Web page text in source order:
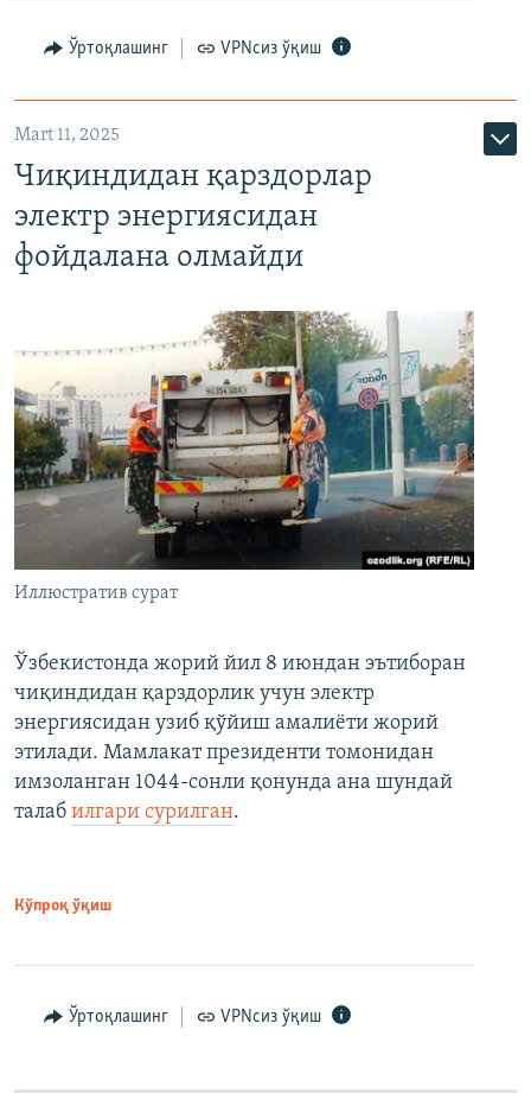
Ўртоқлашинг VPNсиз ўқиш
Mart 11, 2025
Чиқиндидан қарздорлар
электр энергиясидан
фойдалана олмайди
Иллюстратив сурат
Ўзбекистонда жорий йил 8 июндан эътиборан
чиқиндидан қарздорлик учун электр
энергиясидан узиб қўйиш амалиёти жорий
этилади. Мамлакат президенти томонидан
имзоланган 1044-сонли қонунда ана шундай
талаб илгари сурилган.
Кўпроқ ўқиш
Ўртоқлашинг VPNсиз ўқиш